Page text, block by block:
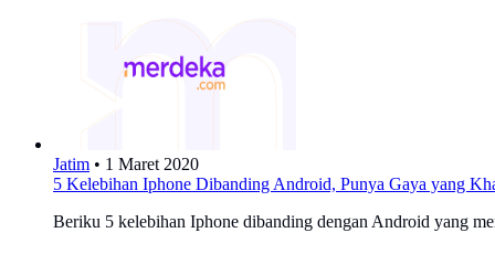
Jatim • 1 Maret 2020
5 Kelebihan Iphone Dibanding Android, Punya Gaya yang
Beriku 5 kelebihan Iphone dibanding dengan Android yang